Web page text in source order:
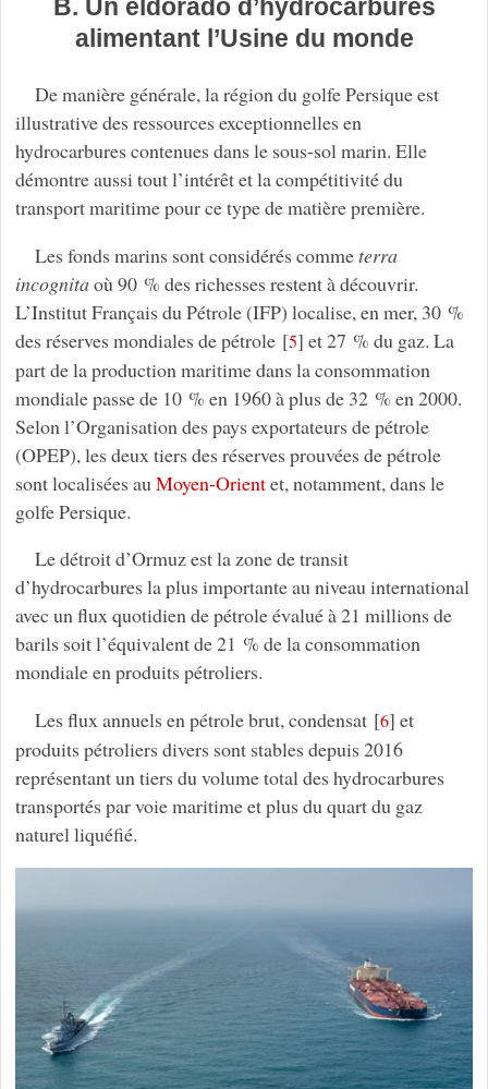
B. Un eldorado d’hydrocarbures
alimentant l’Usine du monde
De manière générale, la région du golfe Persique est
illustrative des ressources exceptionnelles en
hydrocarbures contenues dans le sous-sol marin. Elle
démontre aussi tout l’intérêt et la compétitivité du
transport maritime pour ce type de matière première.
Les fonds marins sont considérés commeterra
incognitaoù 90 % des richesses restent à découvrir.
L’Institut Français du Pétrole (IFP) localise, en mer, 30 %
des réserves mondiales de pétrole[5] et 27 % du gaz. La
part de la production maritime dans la consommation
mondiale passe de 10 % en 1960 à plus de 32 % en 2000.
Selon l’Organisation des pays exportateurs de pétrole
(OPEP), les deux tiers des réserves prouvées de pétrole
sont localisées au Moyen-Orientet, notamment, dans le
golfe Persique.
Le détroit d’Ormuz est la zone de transit
d’hydrocarbures la plus importante au niveau international
avec un flux quotidien de pétrole évalué à 21 millions de
barils soit l’équivalent de 21 % de la consommation
mondiale en produits pétroliers.
Les flux annuels en pétrole brut, condensat[6] et
produits pétroliers divers sont stables depuis 2016
représentant un tiers du volume total des hydrocarbures
transportés par voie maritime et plus du quart du gaz
naturel liquéfié.